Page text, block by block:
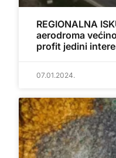
REGIONALNA
aerodroma
profit jedini
07.01.2024.